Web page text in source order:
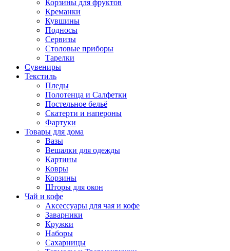
Корзины для фруктов
Креманки
Кувшины
Подносы
Сервизы
Столовые приборы
Тарелки
Сувениры
Текстиль
Пледы
Полотенца и Салфетки
Постельное бельё
Скатерти и напероны
Фартуки
Товары для дома
Вазы
Вешалки для одежды
Картины
Ковры
Корзины
Шторы для окон
Чай и кофе
Аксессуары для чая и кофе
Заварники
Кружки
Наборы
Сахарницы